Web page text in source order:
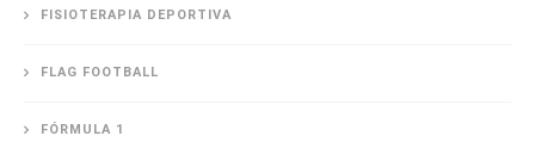
FISIOTERAPIA DEPORTIVA
FLAG FOOTBALL
FÓRMULA 1